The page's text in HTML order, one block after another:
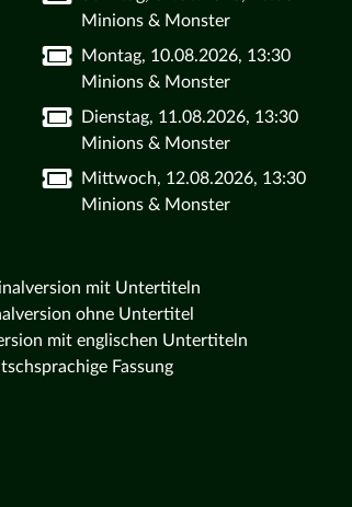
Minions & Monster
Montag, 10.08.2026, 13:30
Minions & Monster
Dienstag, 11.08.2026, 13:30
Minions & Monster
Mittwoch, 12.08.2026, 13:30
Minions & Monster
mit Untertiteln
ohne Untertitel
mit englischen Untertiteln
Fassung